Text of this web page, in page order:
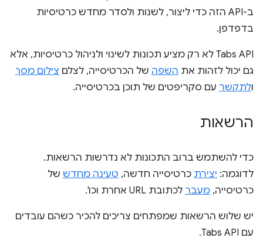
ב-API הזה כדי ליצור, לשנות ולסדר מחדש כרטיסיות
בדפדפן.
‫Tabs API לא רק מציע תכונות לשינוי ולניהול כרטיסיות, אלא
גם יכול לזהות את השפה של הכרטיסייה, לצלם צילום מסך
ולתקשר עם סקריפטים של תוכן בכרטיסייה.
הרשאות
כדי להשתמש ברוב התכונות לא נדרשות הרשאות.
לדוגמה: יצירת כרטיסייה חדשה, טעינה מחדש של
כרטיסייה, מעבר לכתובת URL אחרת וכו'.
יש שלוש הרשאות שמפתחים צריכים להכיר כשהם עובדים
עם Tabs API.